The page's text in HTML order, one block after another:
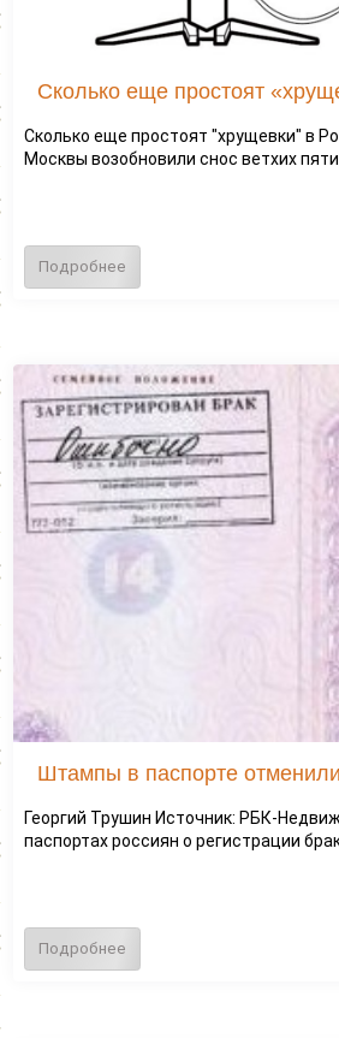
Сколько еще простоят
Сколько еще простоят "хрущевки" в
Москвы возобновили снос ветхих
Подробнее
Штампы в паспорте
Георгий Трушин Источник: РБК-
паспортах россиян о регистрации
Подробнее